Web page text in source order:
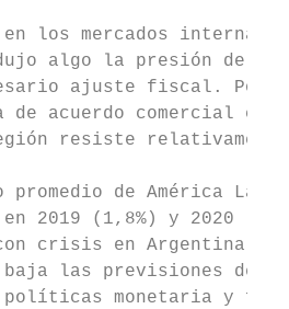
los mercados
algo la presión de
ajuste fiscal. Por
de acuerdo comercial
resiste
promedio de América
2019 (1,8%) y 2020
crisis en Argentina,
las previsiones de
monetaria y